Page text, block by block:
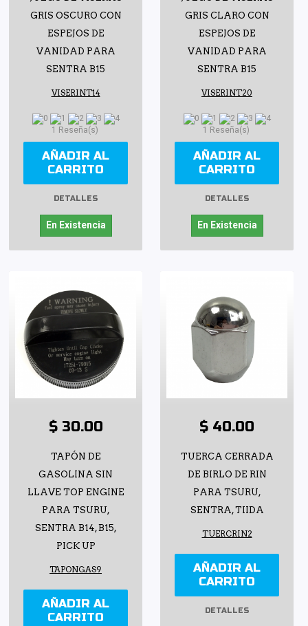
GRIS OSCURO CON
ESPEJOS DE
VANIDAD PARA
SENTRA B15
VISERINT14
1 Reseña(s)
AÑADIR AL
CARRITO
DETALLES
En Existencia
GRIS CLARO CON
ESPEJOS DE
VANIDAD PARA
SENTRA B15
VISERINT20
1 Reseña(s)
AÑADIR AL
CARRITO
DETALLES
En Existencia
$ 30.00
TAPÓN DE
GASOLINA SIN
LLAVE TOP ENGINE
PARA TSURU,
SENTRA B14, B15,
PICK UP
TAPONGAS9
AÑADIR AL
CARRITO
$ 40.00
TUERCA CERRADA
DE BIRLO DE RIN
PARA TSURU,
SENTRA, TIIDA
TUERCRIN2
AÑADIR AL
CARRITO
DETALLES